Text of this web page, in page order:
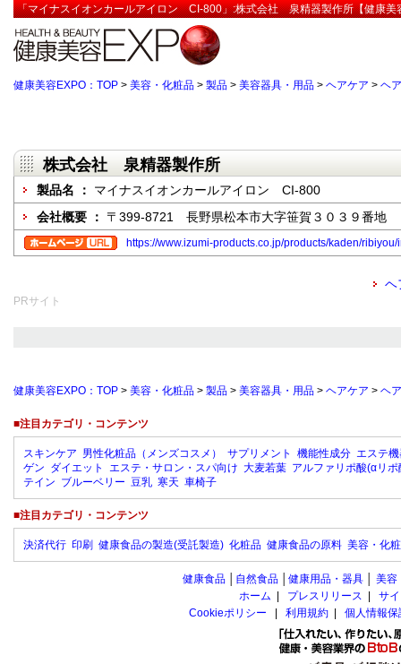
「マイナスイオンカールアイロン CI-800」:株式会社 泉精器製作所【健康美
健康美容EXPO：TOP > 美容・化粧品 > 製品 > 美容器具・用品 > ヘアケア > ヘ
株式会社 泉精器製作所
製品名 ： マイナスイオンカールアイロン CI-800
会社概要 ： 〒399-8721 長野県松本市大字笹賀３０３９番地
https://www.izumi-products.co.jp/products/kaden/
ヘ
PRサイト
健康美容EXPO：TOP > 美容・化粧品 > 製品 > 美容器具・用品 > ヘアケア > ヘ
■注目カテゴリ・コンテンツ
スキンケア 男性化粧品（メンズコスメ） サプリメント 機能性成分 エステ
ゲン ダイエット エステ・サロン・スパ向け 大麦若葉 アルファリポ酸(αリポ
テイン ブルーベリー 豆乳 寒天 車椅子
■注目カテゴリ・コンテンツ
決済代行 印刷 健康食品の製造(受託製造) 化粧品 健康食品の原料 美容・化
健康食品 自然食品 健康用品・器具 美容
ホーム
プレスリリース
サ
Cookieポリシー
利用規約 個人情報